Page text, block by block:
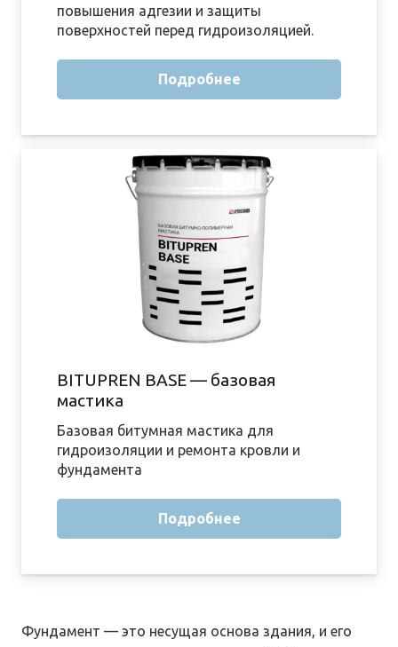
повышения адгезии и защиты
поверхностей перед гидроизоляцией.
Подробнее
BITUPREN BASE — базовая
мастика
Базовая битумная мастика для
гидроизоляции и ремонта кровли и
фундамента
Подробнее
Фундамент — это несущая основа здания, и его